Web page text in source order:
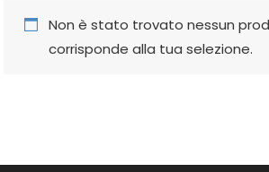
Non è stato trovato nessun
corrisponde alla tua selezione.